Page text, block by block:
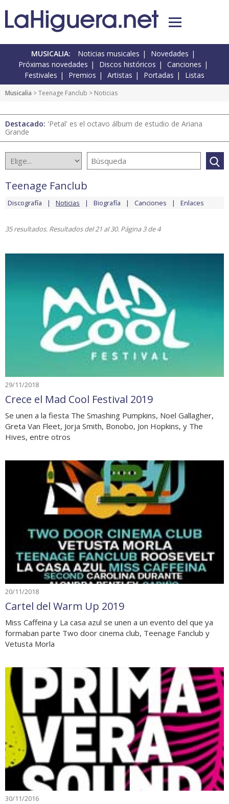
MUSICALIA: Noticias musicales
Novedades
Próximas novedades
Discos históricos
Canciones
Festivales
Premios Artistas Portadas Listas
Musicalia >Teenage Fanclub > Noticias
Destacado: 'Petal' es el octavo álbum de estudio de Ariana
Grande
Teenage Fanclub
Discografía Noticias Biografía Canciones Enlaces
35 resultados. Resultados del 21 al 30. Página 3 de 4
29/11/2018
Crece el Mad Cool Festival 2019
Se unen a la fiesta The Smashing Pumpkins, Noel Gallagher,
Greta Van Fleet, Jorja Smith, Bonobo, Jon Hopkins, y The
Hives, entre otros
20/11/2018
Cartel del Warm Up 2019
Miss Caffeina y La casa azul se unen a un evento del que ya
formaban parte Two door cinema club, Teenage Fanclub y
Vetusta Morla
30/11/2016